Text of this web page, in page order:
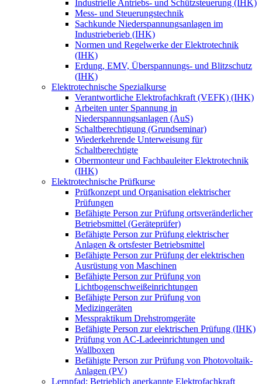
Industrielle Antriebs- und Schützsteuerung (IHK)
Mess- und Steuerungstechnik
Sachkunde Niederspannungsanlagen im
Industrieberieb (IHK)
Normen und Regelwerke der Elektrotechnik
(IHK)
Erdung, EMV, Überspannungs- und Blitzschutz
(IHK)
Elektrotechnische Spezialkurse
Verantwortliche Elektrofachkraft (VEFK) (IHK)
Arbeiten unter Spannung in
Niederspannungsanlagen (AuS)
Schaltberechtigung (Grundseminar)
Wiederkehrende Unterweisung für
Schaltberechtigte
Obermonteur und Fachbauleiter Elektrotechnik
(IHK)
Elektrotechnische Prüfkurse
Prüfkonzept und Organisation elektrischer
Prüfungen
Befähigte Person zur Prüfung ortsveränderlicher
Betriebsmittel (Geräteprüfer)
Befähigte Person zur Prüfung elektrischer
Anlagen & ortsfester Betriebsmittel
Befähigte Person zur Prüfung der elektrischen
Ausrüstung von Maschinen
Befähigte Person zur Prüfung von
Lichtbogenschweißeinrichtungen
Befähigte Person zur Prüfung von
Medizingeräten
Messpraktikum Drehstromgeräte
Befähigte Person zur elektrischen Prüfung (IHK)
Prüfung von AC-Ladeeinrichtungen und
Wallboxen
Befähigte Person zur Prüfung von Photovoltaik-
Anlagen (PV)
Lernpfad: Betrieblich anerkannte Elektrofachkraft